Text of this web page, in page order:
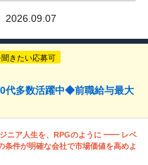
2026.09.07
聞きたい応募可
多数活躍中◆前職給与最大
ニア人生を、RPGのように ━━ レベ
条件が明確な会社で市場価値を高めよ